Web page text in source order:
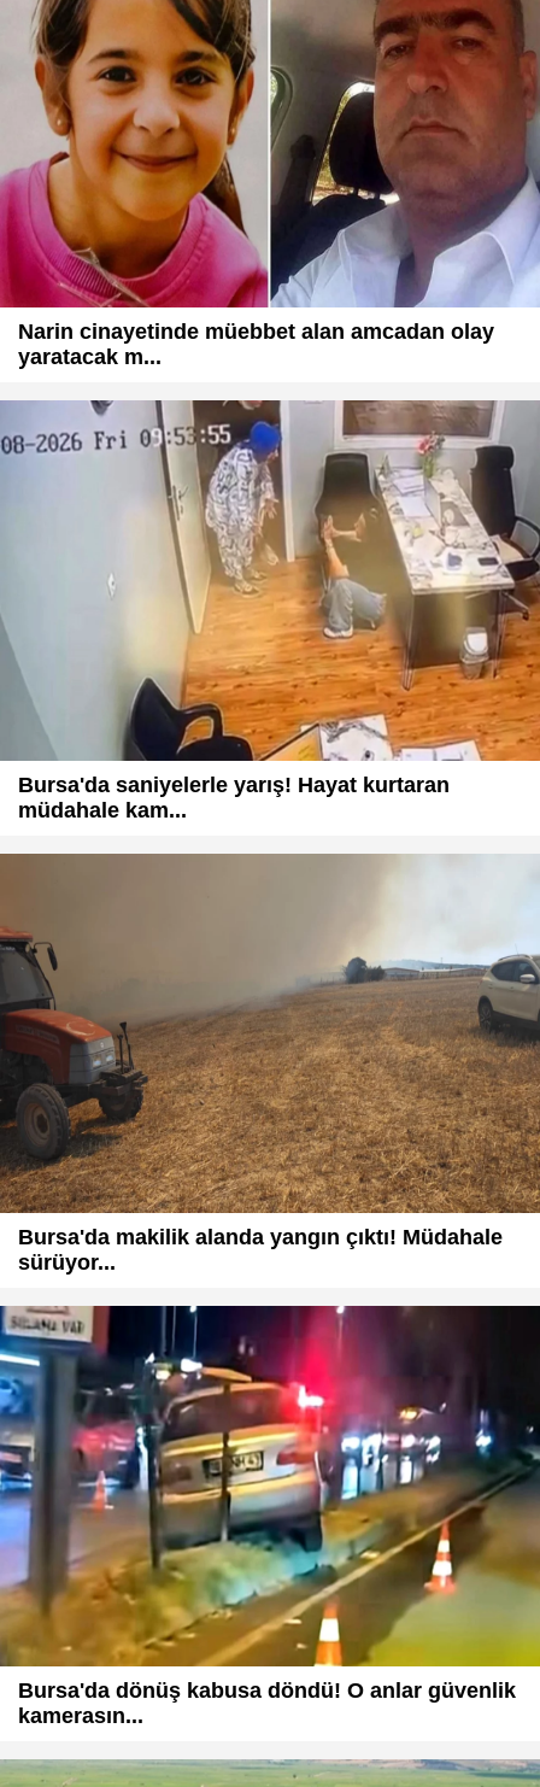
Narin cinayetinde müebbet alan amcadan olay
yaratacak m...
Bursa'da saniyelerle yarış! Hayat kurtaran
müdahale kam...
Bursa'da makilik alanda yangın çıktı! Müdahale
sürüyor...
Bursa'da dönüş kabusa döndü! O anlar güvenlik
kamerasın...